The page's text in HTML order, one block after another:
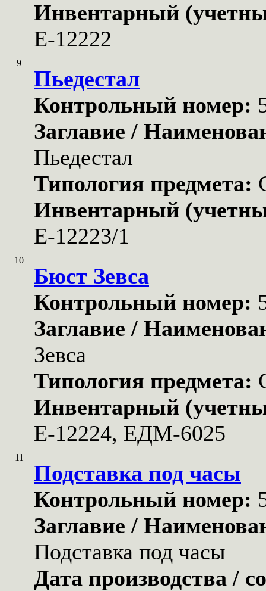
Инвентарный
Е-12222
9
Пьедестал
Контрольный номер:
Заглавие /
Пьедестал
Типология предмета:
Инвентарный
Е-12223/1
10
Бюст Зевса
Контрольный номер:
Заглавие /
Зевса
Типология предмета:
Инвентарный
Е-12224, ЕДМ-6025
11
Подставка под часы
Контрольный номер:
Заглавие /
Подставка под часы
Дата производства /